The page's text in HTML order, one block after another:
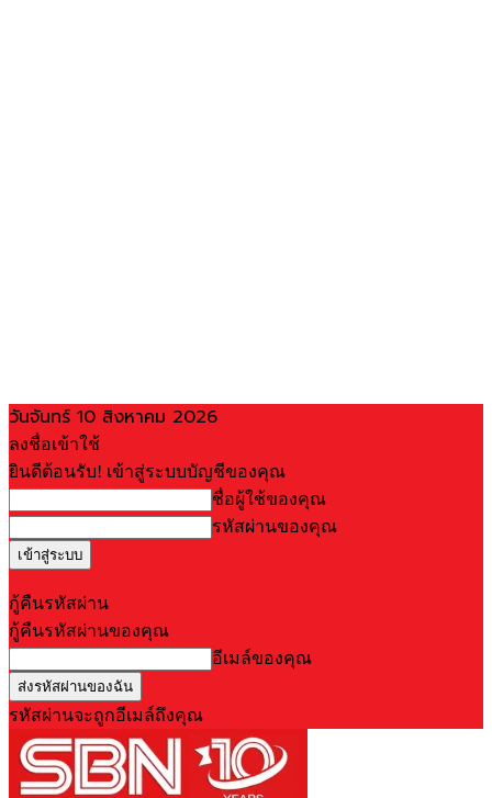
วันจันทร์ 10 สิงหาคม 2026
ลงชื่อเข้าใช้
ยินดีต้อนรับ! เข้าสู่ระบบบัญชีของคุณ
ชื่อผู้ใช้ของคุณ
รหัสผ่านของคุณ
กู้คืนรหัสผ่าน
กู้คืนรหัสผ่านของคุณ
อีเมล์ของคุณ
รหัสผ่านจะถูกอีเมล์ถึงคุณ